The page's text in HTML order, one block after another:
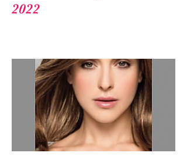
2022